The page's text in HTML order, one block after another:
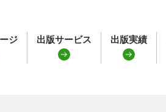
ジ 出版サービス 出版実績